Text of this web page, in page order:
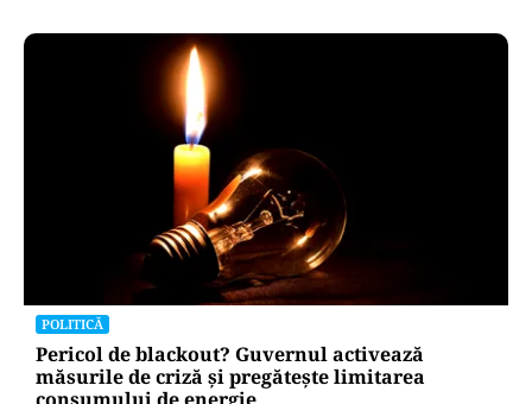
POLITICĂ
Pericol de blackout? Guvernul activează
măsurile de criză și pregătește limitarea